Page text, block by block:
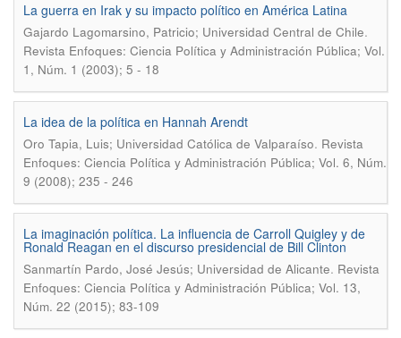
La guerra en Irak y su impacto político en América Latina
Gajardo Lagomarsino, Patricio; Universidad Central de Chile.
Revista Enfoques: Ciencia Política y Administración Pública; Vol.
1, Núm. 1 (2003); 5 - 18
La idea de la política en Hannah Arendt
Oro Tapia, Luis; Universidad Católica de Valparaíso. Revista
Enfoques: Ciencia Política y Administración Pública; Vol. 6, Núm.
9 (2008); 235 - 246
La imaginación política. La influencia de Carroll Quigley y de
Ronald Reagan en el discurso presidencial de Bill Clinton
Sanmartín Pardo, José Jesús; Universidad de Alicante. Revista
Enfoques: Ciencia Política y Administración Pública; Vol. 13,
Núm. 22 (2015); 83-109